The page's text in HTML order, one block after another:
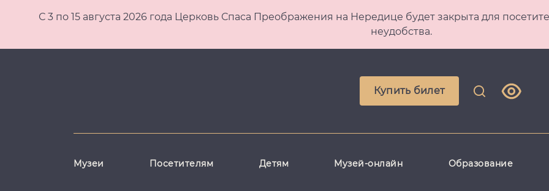
С 3 по 15 августа 2026 года Церковь Спаса Преображения на Нередице будет закрыта для
неудобства.
Купить билет
Музеи Посетителям Детям Музей-онлайн Образование